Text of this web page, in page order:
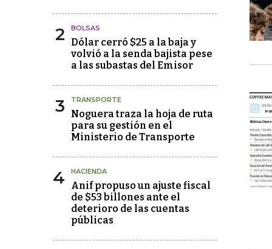
2 BOLSAS
Dólar cerró $25 a la baja y
volvió a la senda bajista pese
a las subastas del Emisor
3 TRANSPORTE
Noguera traza la hoja de ruta
para su gestión en el
Ministerio de Transporte
4 HACIENDA
Anif propuso un ajuste fiscal
de $53 billones ante el
deterioro de las cuentas
públicas